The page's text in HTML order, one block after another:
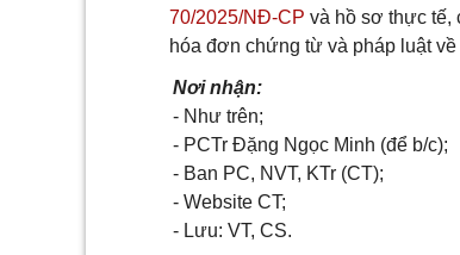
70/2025/NĐ-CP và hồ sơ thực tế,
hóa đơn chứng từ và pháp luật về
Nơi nhận:
- Như trên;
- PCTr Đặng Ngọc Minh (để b/c);
- Ban PC, NVT, KTr (CT);
- Website CT;
- Lưu: VT, CS.